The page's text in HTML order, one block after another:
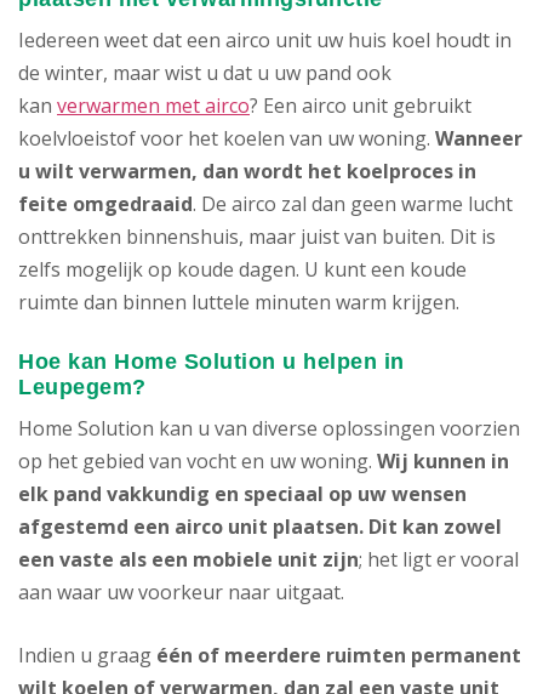
Iedereen weet dat een airco unit uw huis koel houdt in
de winter, maar wist u dat u uw pand ook
kan verwarmen met airco? Een airco unit gebruikt
koelvloeistof voor het koelen van uw woning. Wanneer
u wilt verwarmen, dan wordt het koelproces in
feite omgedraaid. De airco zal dan geen warme lucht
onttrekken binnenshuis, maar juist van buiten. Dit is
zelfs mogelijk op koude dagen. U kunt een koude
ruimte dan binnen luttele minuten warm krijgen.
Hoe kan Home Solution u helpen in
Leupegem?
Home Solution kan u van diverse oplossingen voorzien
op het gebied van vocht en uw woning. Wij kunnen in
elk pand vakkundig en speciaal op uw wensen
afgestemd een airco unit plaatsen. Dit kan zowel
een vaste als een mobiele unit zijn; het ligt er vooral
aan waar uw voorkeur naar uitgaat.
Indien u graag één of meerdere ruimten permanent
wilt koelen of verwarmen, dan zal een vaste unit